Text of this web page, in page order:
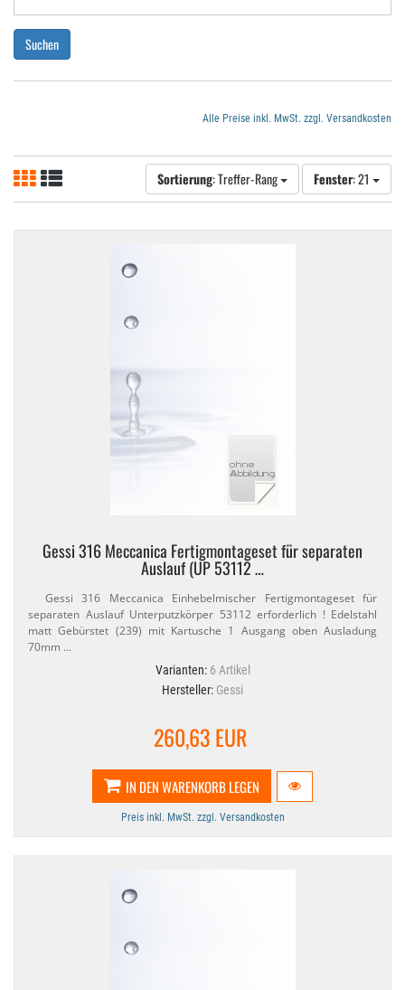
Suchen
Alle Preise inkl. MwSt. zzgl. Versandkosten
Sortierung: Treffer-Rang Fenster: 21
Gessi 316 Meccanica Fertigmontageset für separaten
Auslauf (UP 53112 …
Gessi 316 Meccanica Einhebelmischer Fertigmontageset für
separaten Auslauf Unterputzkörper 53112 erforderlich ! Edelstahl
matt Gebürstet (239) mit Kartusche 1 Ausgang oben Ausladung
70mm …
Varianten: 6 Artikel
Hersteller: Gessi
260,63 EUR
IN DEN WARENKORB LEGEN
Preis inkl. MwSt. zzgl. Versandkosten